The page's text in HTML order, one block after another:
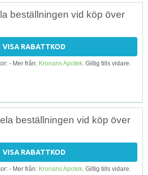
beställningen vid köp över
VISA RABATTKOD
- Mer från: Kronans Apotek. Giltig tills vidare.
beställningen vid köp över
VISA RABATTKOD
- Mer från: Kronans Apotek. Giltig tills vidare.